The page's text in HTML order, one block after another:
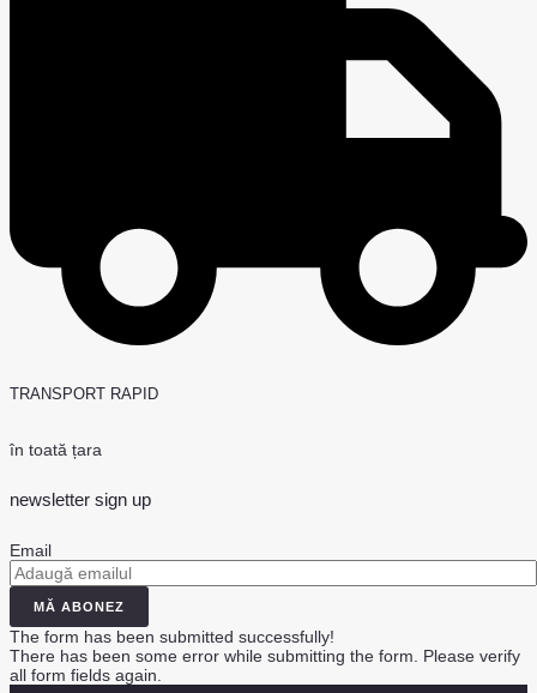
TRANSPORT RAPID
în toată țara
newsletter sign up
Email
MĂ ABONEZ
The form has been submitted successfully!
There has been some error while submitting the form. Please verify
all form fields again.